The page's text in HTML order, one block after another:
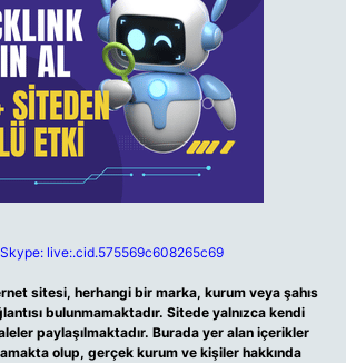
Skype: live:.cid.575569c608265c69
sitesi, herhangi bir marka, kurum veya şahıs
bulunmamaktadır. Sitede yalnızca kendi
paylaşılmaktadır. Burada yer alan içerikler
olup, gerçek kurum ve kişiler hakkında